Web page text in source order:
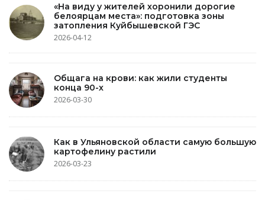
«На виду у жителей хоронили дорогие
белоярцам места»: подготовка зоны
затопления Куйбышевской ГЭС
2026-04-12
Общага на крови: как жили студенты
конца 90-х
2026-03-30
Как в Ульяновской области самую большую
картофелину растили
2026-03-23